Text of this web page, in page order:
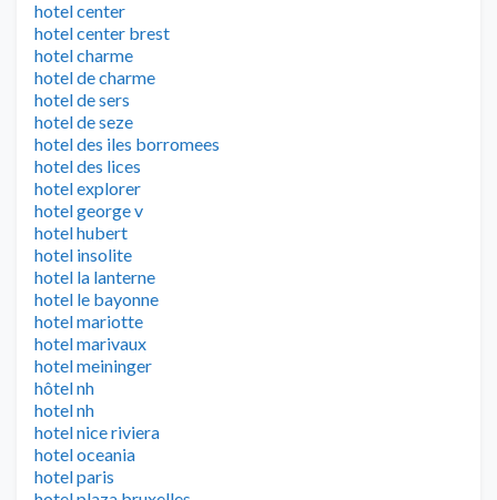
hotel center
hotel center brest
hotel charme
hotel de charme
hotel de sers
hotel de seze
hotel des iles borromees
hotel des lices
hotel explorer
hotel george v
hotel hubert
hotel insolite
hotel la lanterne
hotel le bayonne
hotel mariotte
hotel marivaux
hotel meininger
hôtel nh
hotel nh
hotel nice riviera
hotel oceania
hotel paris